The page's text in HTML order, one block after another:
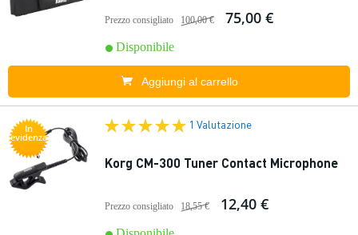
Prezzo consigliato 100,00 € 75,00 €
Disponibile
Aggiungi al carrello
In
evidenza
1 Valutazione
Korg CM-300 Tuner Contact Microphone
Prezzo consigliato 18,55 € 12,40 €